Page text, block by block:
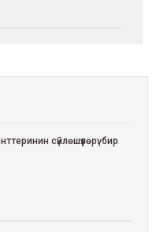
сүйлөшүүлөрү: бир